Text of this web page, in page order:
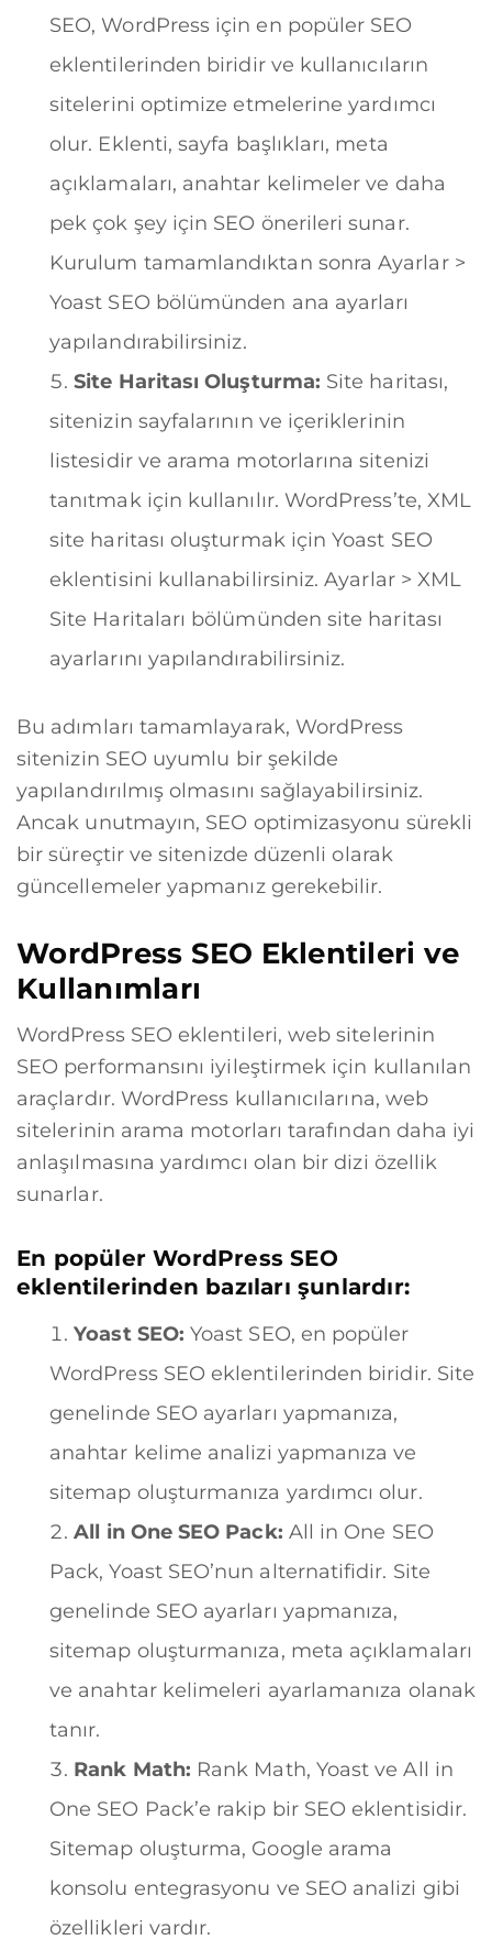
SEO, WordPress için en popüler SEO
eklentilerinden biridir ve kullanıcıların
sitelerini optimize etmelerine yardımcı
olur. Eklenti, sayfa başlıkları, meta
açıklamaları, anahtar kelimeler ve daha
pek çok şey için SEO önerileri sunar.
Kurulum tamamlandıktan sonra Ayarlar >
Yoast SEO bölümünden ana ayarları
yapılandırabilirsiniz.
Site Haritası Oluşturma: Site haritası,
sitenizin sayfalarının ve içeriklerinin
listesidir ve arama motorlarına sitenizi
tanıtmak için kullanılır. WordPress’te, XML
site haritası oluşturmak için Yoast SEO
eklentisini kullanabilirsiniz. Ayarlar > XML
Site Haritaları bölümünden site haritası
ayarlarını yapılandırabilirsiniz.
Bu adımları tamamlayarak, WordPress
sitenizin SEO uyumlu bir şekilde
yapılandırılmış olmasını sağlayabilirsiniz.
Ancak unutmayın, SEO optimizasyonu sürekli
bir süreçtir ve sitenizde düzenli olarak
güncellemeler yapmanız gerekebilir.
WordPress SEO Eklentileri ve
Kullanımları
WordPress SEO eklentileri, web sitelerinin
SEO performansını iyileştirmek için kullanılan
araçlardır. WordPress kullanıcılarına, web
sitelerinin arama motorları tarafından daha iyi
anlaşılmasına yardımcı olan bir dizi özellik
sunarlar.
En popüler WordPress SEO
eklentilerinden bazıları şunlardır:
Yoast SEO: Yoast SEO, en popüler
WordPress SEO eklentilerinden biridir. Site
genelinde SEO ayarları yapmanıza,
anahtar kelime analizi yapmanıza ve
sitemap oluşturmanıza yardımcı olur.
All in One SEO Pack: All in One SEO
Pack, Yoast SEO’nun alternatifidir. Site
genelinde SEO ayarları yapmanıza,
sitemap oluşturmanıza, meta açıklamaları
ve anahtar kelimeleri ayarlamanıza olanak
tanır.
Rank Math: Rank Math, Yoast ve All in
One SEO Pack’e rakip bir SEO eklentisidir.
Sitemap oluşturma, Google arama
konsolu entegrasyonu ve SEO analizi gibi
özellikleri vardır.